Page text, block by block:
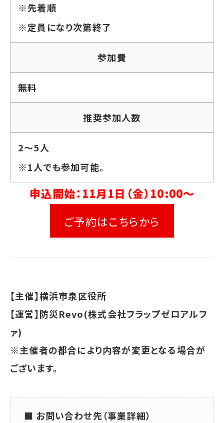
※先着順
※定員になり次第終了
参加費
無料
推奨参加人数
2～5人
※1人でも参加可能。
申込開始：11月1日（金）10:00～
ご予約はこちらから
【主催】横浜市泉区役所
【運営】防災Revo(株式会社フラップゼロアルフ
ァ)
※主催者の都合により内容が変更となる場合が
ございます。
■ お問い合わせ先（事業詳細）